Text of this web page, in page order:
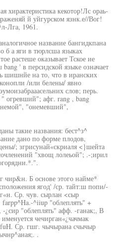
хирактеристика кекотор!Лс ораь-
й уйгурском язнк.е//Вог!
Лга, 1961.
название бангидкпана
б а яги в тюрлсша языках
растеше оказывает Тское ие
' в персидской языке означает
шишнйе на то, что в иранских
/или белены/ явно
слов; перь.
огревший"; афг. rang , bang
"онемевший",
такие названия: бест^з^
дано по форме плодов,
; згрисунай«скриаля <}шейта
"хвощ лолеьой"; .-;ирил
чир&н. Б основе этого найме*
ягод' /ср. тайт:ш попи/-
Ср. чув. сырлан <сыр
^iiup "облеплять" +
¿сир "облеплять" афф. -ганак;, В
чечирган«¿чачмак
Ср. гшг. чычырана счычыр
.